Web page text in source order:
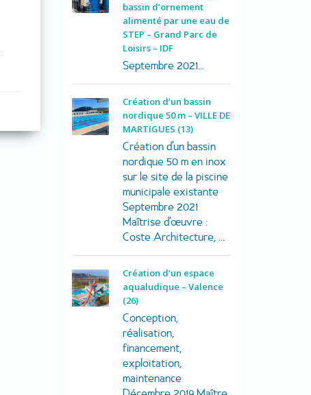
bassin d’ornement
alimenté par une eau de
STEP – Grand Parc de
Loisirs – IDF
Septembre 2021...
Création d’un bassin
nordique 50 m – VILLE DE
MARTIGUES (13)
Création d’un bassin
nordique 50 m en inox
sur le site de la piscine
municipale existante
Septembre 2021
Maîtrise d’œuvre :
Coste Architecture, ...
Création d’un espace
aqualudique – Valence
(26)
Conception,
réalisation,
financement,
exploitation,
maintenance